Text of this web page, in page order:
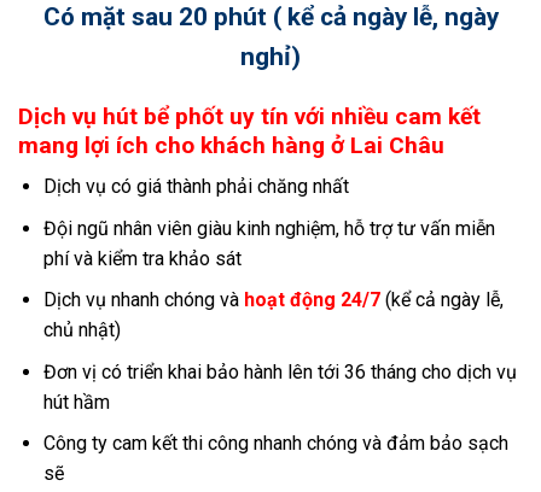
Có mặt sau 20 phút ( kể cả ngày lễ, ngày
nghỉ)
Dịch vụ hút bể phốt uy tín với nhiều cam kết
mang lợi ích cho khách hàng ở Lai Châu
Dịch vụ có giá thành phải chăng nhất
Đội ngũ nhân viên giàu kinh nghiệm, hỗ trợ tư vấn miễn
phí và kiểm tra khảo sát
Dịch vụ nhanh chóng và hoạt động 24/7(kể cả ngày lễ,
chủ nhật)
Đơn vị có triển khai bảo hành lên tới 36 tháng cho dịch vụ
hút hầm
Công ty cam kết thi công nhanh chóng và đảm bảo sạch
sẽ